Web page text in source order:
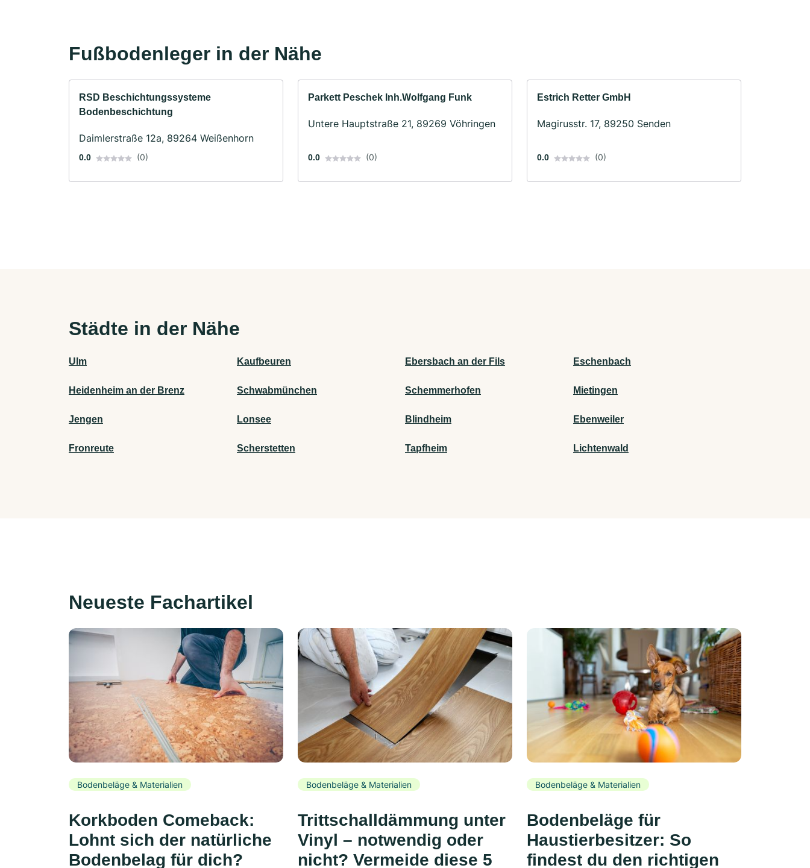
Fußbodenleger in der Nähe
RSD Beschichtungssysteme
Bodenbeschichtung
Daimlerstraße 12a, 89264 Weißenhorn
0.0 (0)
Parkett Peschek Inh.Wolfgang Funk
Untere Hauptstraße 21, 89269 Vöhringen
0.0 (0)
Estrich Retter GmbH
Magirusstr. 17, 89250 Senden
0.0 (0)
Städte in der Nähe
Ulm Kaufbeuren Ebersbach an der Fils Eschenbach
Heidenheim an der Brenz Schwabmünchen Schemmerhofen Mietingen
Jengen Lonsee Blindheim Ebenweiler
Fronreute Scherstetten Tapfheim Lichtenwald
Neueste Fachartikel
Bodenbeläge & Materialien
Korkboden Comeback:
Lohnt sich der natürliche
Bodenbelag für dich?
Bodenbeläge & Materialien
Trittschalldämmung unter
Vinyl – notwendig oder
nicht? Vermeide diese 5
Bodenbeläge & Materialien
Bodenbeläge für
Haustierbesitzer: So
findest du den richtigen